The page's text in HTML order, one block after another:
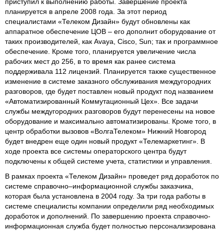
планируется в апреле 2008 года. За этот период
специалистами «Телеком Дизайн» будут обновлены как
аппаратное обеспечение ЦОВ – его дополнит оборудование от
таких производителей, как Avaya, Cisco, Sun; так и программное
обеспечение. Кроме того, планируется увеличение числа
рабочих мест до 256, в то время как ранее система
поддерживала 112 лицензий. Планируется также существенное
изменение в системе заказного обслуживания междугородних
разговоров, где будет поставлен новый продукт под названием
«Автоматизированный Коммутационный Цех». Все задачи
службы междугородних разговоров будут перенесены на новое
оборудование и максимально автоматизированы. Кроме того, в
центр обработки вызовов «ВолгаТелеком» Нижний Новгород
будет внедрен еще один новый продукт «Телемаркетинг». В
ходе проекта все системы операторского центра будут
подключены к общей системе учета, статистики и управления.
В рамках проекта «Телеком Дизайн» проведет ряд доработок по
системе справочно–информационной службы заказчика,
которая была установлена в 2004 году. За три года работы в
системе специалисты компании определили ряд необходимых
доработок и дополнений. По завершению проекта справочно-
информационная служба будет полностью персонализирована